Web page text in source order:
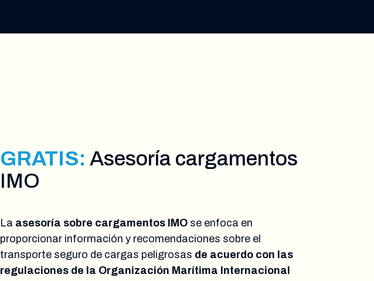
GRATIS: Asesoría cargamentos
IMO
La asesoría sobre cargamentos IMO se enfoca en
proporcionar información y recomendaciones sobre el
transporte seguro de cargas peligrosas de acuerdo con las
regulaciones de la Organización Marítima Internacional